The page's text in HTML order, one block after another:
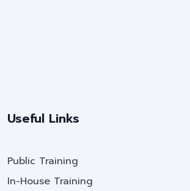
Useful Links
Public Training
In-House Training